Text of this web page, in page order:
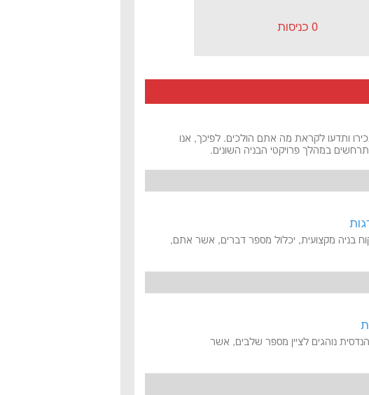
0 כניסות
מסוג תמ"א 38, חשוב שתכירו ותדעו לקראת מה אתם הולכים. לפיכך, אנו
במהלך פרויקטי הבניה השונים.
בניה מקצועית, יכלול מספר דברים, אשר אתם,
ההנדסית נוהגים לציין מספר שלבים, אשר